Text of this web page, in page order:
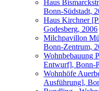
Haus
Bonn-Südstadt,
Haus Kirchner
Godesberg, 2006
Milchpavillon
Bonn-Zentrum,
Wohnbebauung
Entwurf], Bonn-
Wohnhöfe
Ausführung],